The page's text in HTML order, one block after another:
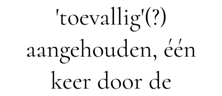
'toevallig'(?)
aangehouden, één
keer door de